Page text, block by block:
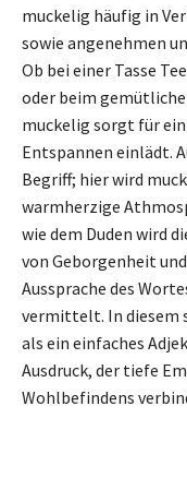
muckelig häufig in
sowie angenehmen
Ob bei einer Tasse
oder beim
muckelig sorgt für
Entspannen einlädt.
Begriff; hier wird
warmherzige
wie dem Duden wird
von Geborgenheit
Aussprache des
vermittelt. In diesem
als ein einfaches
Ausdruck, der tiefe
Wohlbefindens